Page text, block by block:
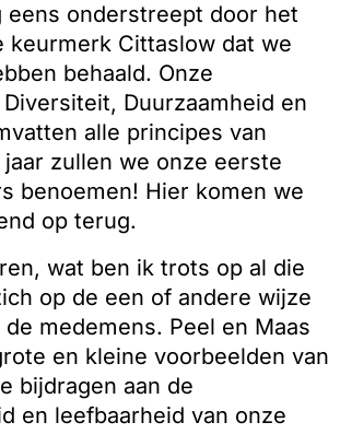
eens onderstreept door het
keurmerk Cittaslow dat we
behaald. Onze
Duurzaamheid en
alle principes van
zullen we onze eerste
benoemen! Hier komen we
op terug.
wat ben ik trots op al die
op de een of andere wijze
medemens. Peel en Maas
en kleine voorbeelden van
bijdragen aan de
en leefbaarheid van onze